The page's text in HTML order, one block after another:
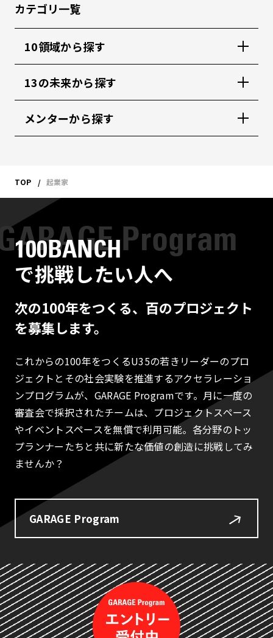
カテゴリ一覧
10領域から探す
13の未来から探す
メンターから探す
TOP 起業家
100BANCH
で挑戦したい人へ
次の100年をつくる、百のプロジェクト
を募集します。
これからの100年をつくるU35の若きリーダーのプロ
ジェクトとその社会実験を推進するアクセラレーショ
ンプログラムが、GARAGE Programです。月に一度の
審査会で採択されたチームは、プロジェクトスペース
やイベントスペースを無償で利用可能。各分野のトッ
プランナーたちと共に新たな価値の創造に挑戦してみ
ませんか？
GARAGE Program